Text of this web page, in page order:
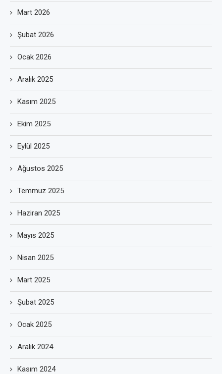
Mart 2026
Şubat 2026
Ocak 2026
Aralık 2025
Kasım 2025
Ekim 2025
Eylül 2025
Ağustos 2025
Temmuz 2025
Haziran 2025
Mayıs 2025
Nisan 2025
Mart 2025
Şubat 2025
Ocak 2025
Aralık 2024
Kasım 2024